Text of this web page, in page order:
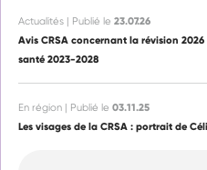
Actualités | Publié le 23.07.26
Avis CRSA concernant la révision
santé 2023-2028
En région | Publié le 03.11.25
Les visages de la CRSA : portrait de